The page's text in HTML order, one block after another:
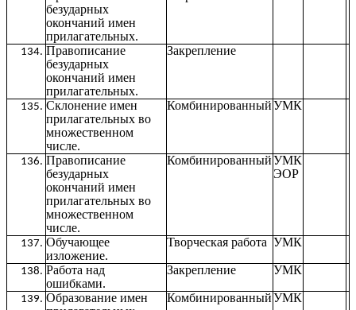
безударных
окончаний имен
прилагательных.
Правописание
безударных
окончаний имен
прилагательных.
Закрепление
Склонение имен
прилагательных во
множественном
числе.
КомбинированныйУМК
Правописание
безударных
окончаний имен
прилагательных во
множественном
числе.
КомбинированныйУМК
ЭОР
Обучающее
изложение.
Творческая работа УМК
Работа над
ошибками.
Закрепление УМК
Образование имен
КомбинированныйУМК